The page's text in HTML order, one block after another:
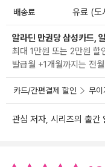
배송료 유료 (도
알라딘 만권당 삼성카드,
최대 1만원 또는 2만원
발급월 +1개월까지는 전
카드/간편결제 할인 무
관심 저자, 시리즈의 출간